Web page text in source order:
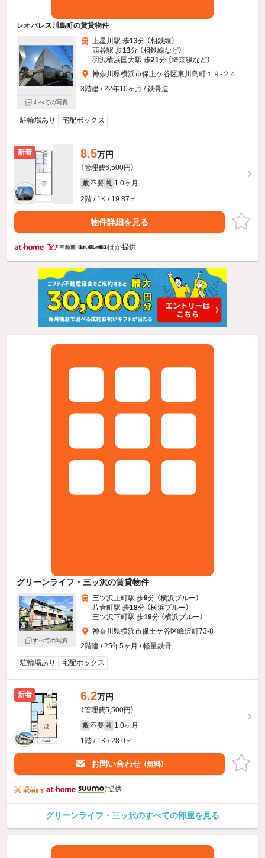
レオパレス川島町の賃貸物件
すべての写真
上星川駅 歩13分 （相鉄線）
西谷駅 歩13分 （相鉄線など）
羽沢横浜国大駅 歩21分 （埼京線など）
神奈川県横浜市保土ケ谷区東川島町１９-２４
3階建 / 22年10ヶ月 / 鉄骨造
駐輪場あり 宅配ボックス
新着 8.5万円
（管理費6,500円）
敷 不要 礼 1.0ヶ月
2階 / 1K / 19.87㎡
物件詳細を見る
ほか提供
グリーンライフ・三ッ沢の賃貸物件
すべての写真
三ツ沢上町駅 歩9分 （横浜ブルー）
片倉町駅 歩18分 （横浜ブルー）
三ツ沢下町駅 歩19分 （横浜ブルー）
神奈川県横浜市保土ケ谷区峰沢町73-8
2階建 / 25年5ヶ月 / 軽量鉄骨
駐輪場あり
宅配ボックス
新着 6.2万円
（管理費5,500円）
敷 不要 礼 1.0ヶ月
1階 / 1K / 28.0㎡
お問い合わせ （無料）
提供
グリーンライフ・三ッ沢のすべての部屋を見る